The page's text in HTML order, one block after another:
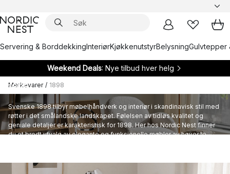
Servering & BorddekkingInteriørKjøkkenutstyrBelysningGulvtepper
Weekend Deals: Nye tilbud hver helg
Merkevarer / 1898
1898
Svenske 1898 tilbyr møbelhåndverk og interiør i skandinavisk stil med
røtter i det smålandske landskapet. Følelsen av tidløs kvalitet og
geniale detaljer er karakteristisk for 1898. Her hos Nordic Nest finner
du et bredt utvalg av elegante og funksjonelle møbler av høyeste